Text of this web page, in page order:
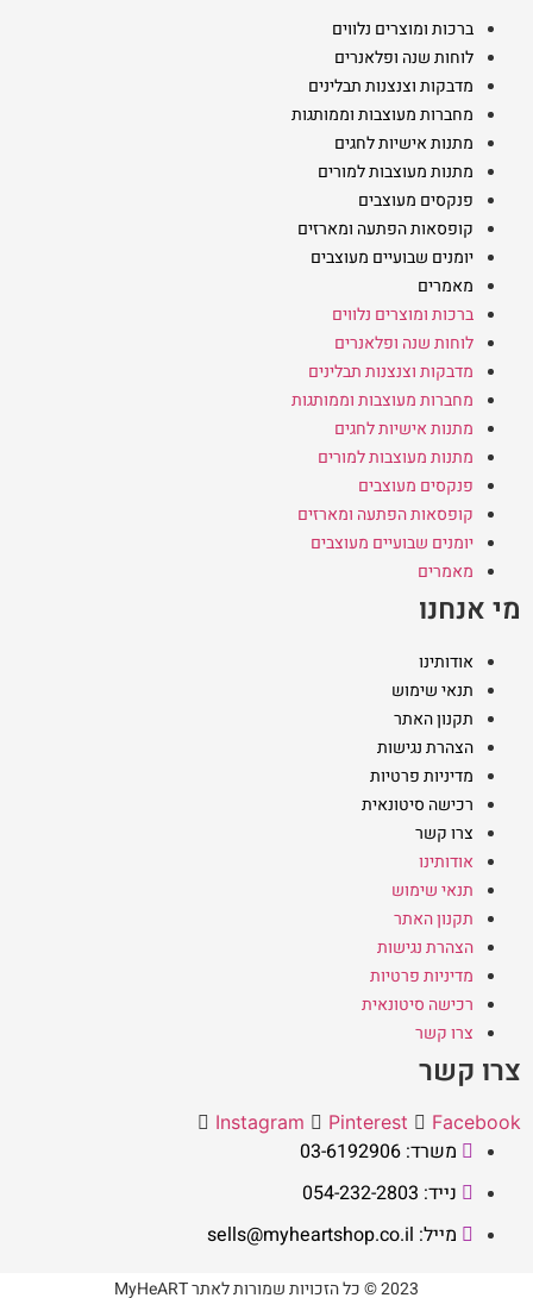
ברכות ומוצרים נלווים
לוחות שנה ופלאנרים
מדבקות וצנצנות תבלינים
מחברות מעוצבות וממותגות
מתנות אישיות לחגים
מתנות מעוצבות למורים
פנקסים מעוצבים
קופסאות הפתעה ומארזים
יומנים שבועיים מעוצבים
מאמרים
ברכות ומוצרים נלווים
לוחות שנה ופלאנרים
מדבקות וצנצנות תבלינים
מחברות מעוצבות וממותגות
מתנות אישיות לחגים
מתנות מעוצבות למורים
פנקסים מעוצבים
קופסאות הפתעה ומארזים
יומנים שבועיים מעוצבים
מאמרים
מי אנחנו
אודותינו
תנאי שימוש
תקנון האתר
הצהרת נגישות
מדיניות פרטיות
רכישה סיטונאית
צרו קשר
אודותינו
תנאי שימוש
תקנון האתר
הצהרת נגישות
מדיניות פרטיות
רכישה סיטונאית
צרו קשר
צרו קשר
Instagram Pinterest Facebook
משרד: 03-6192906
נייד: 054-232-2803
מייל: sells@myheartshop.co.il
2023 © כל הזכויות שמורות לאתר MyHeART